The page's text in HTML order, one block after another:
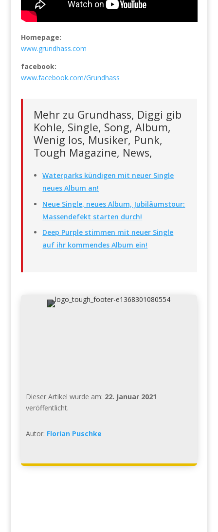
Homepage:
www.grundhass.com
facebook:
www.facebook.com/Grundhass
Mehr zu Grundhass, Diggi gib
Kohle, Single, Song, Album,
Wenig los, Musiker, Punk,
Tough Magazine, News,
Waterparks kündigen mit neuer Single
neues Album an!
Neue Single, neues Album, Jubiläumstour:
Massendefekt starten durch!
Deep Purple stimmen mit neuer Single
auf ihr kommendes Album ein!
Dieser Artikel wurde am: 22. Januar 2021
veröffentlicht.
Autor: Florian Puschke